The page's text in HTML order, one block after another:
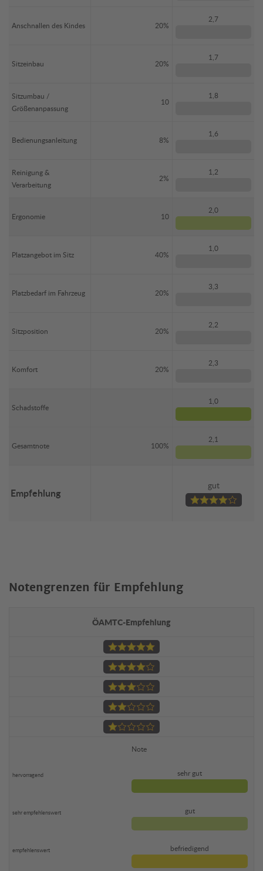
Anschnallen des Kindes 20%
2,7
Sitzeinbau 20%
1,7
Sitzumbau /
Größenanpassung
10
1,8
Bedienungsanleitung 8%
1,6
Reinigung &
Verarbeitung
2%
1,2
Ergonomie 10
2,0
Platzangebot im Sitz 40%
1,0
Platzbedarf im Fahrzeug 20%
3,3
Sitzposition 20%
2,2
Komfort 20%
2,3
Schadstoffe
1,0
Gesamtnote 100%
2,1
Empfehlung
gut
Notengrenzen für Empfehlung
ÖAMTC-Empfehlung
Note
sehr gut
gut
befriedigend